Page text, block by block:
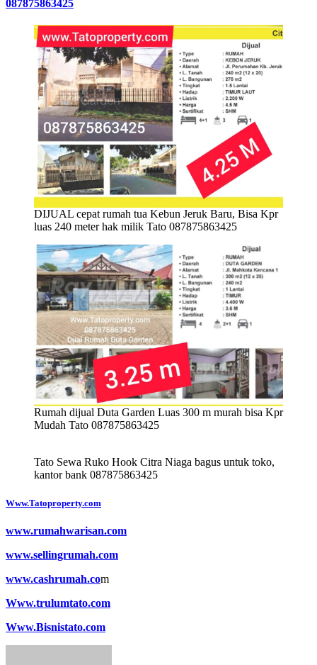
087875863425
DIJUAL cepat rumah tua Kebun Jeruk Baru, Bisa Kpr
luas 240 meter hak milik Tato 087875863425
Rumah dijual Duta Garden Luas 300 m murah bisa Kpr
Mudah Tato 087875863425
Tato Sewa Ruko Hook Citra Niaga bagus untuk toko,
kantor bank 087875863425
Www.Tatoproperty.com
www.rumahwarisan.com
www.sellingrumah.com
www.cashrumah.com
Www.trulumtato.com
Www.Bisnistato.com